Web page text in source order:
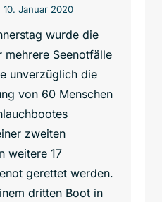
10. Januar 2020
wurde die
mehrere Seenotfälle
unverzüglich die
von 60 Menschen
zweiten
weitere 17
gerettet werden.
dritten Boot in